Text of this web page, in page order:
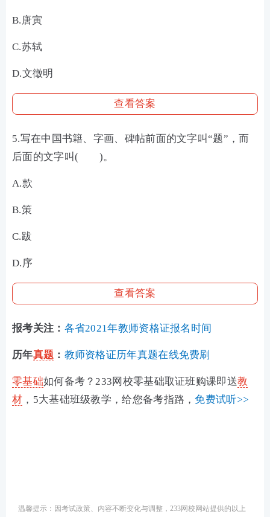
B.唐寅
C.苏轼
D.文徵明
查看答案
5.写在中国书籍、字画、碑帖前面的文字叫“题”，而
后面的文字叫( )。
A.款
B.策
C.跋
D.序
查看答案
报考关注： 各省2021年教师资格证报名时间
历年真题 ： 教师资格证历年真题在线免费刷
零基础如何备考？233网校零基础取证班购课即送教
材 ，5大基础班级教学，给您备考指路，免费试听>>
温馨提示：因考试政策、内容不断变化与调整，233网校网站提供的以上